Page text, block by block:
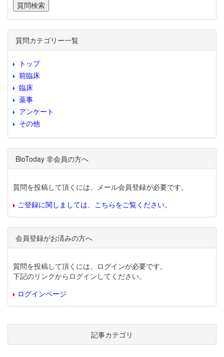
質問カテゴリー一覧
トップ
前臨床
臨床
薬事
アンケート
その他
BioToday 非会員の方へ
質問を投稿して頂くには、メール会員登録が必要です。
ご登録に関しましては、こちらをご覧ください。
会員登録がお済みの方へ
質問を投稿して頂くには、ログインが必要です。
下記のリンクからログインしてください。
ログインページ
記事カテゴリ